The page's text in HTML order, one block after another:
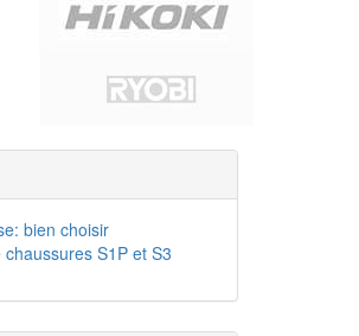
bien choisir
S1P et S3